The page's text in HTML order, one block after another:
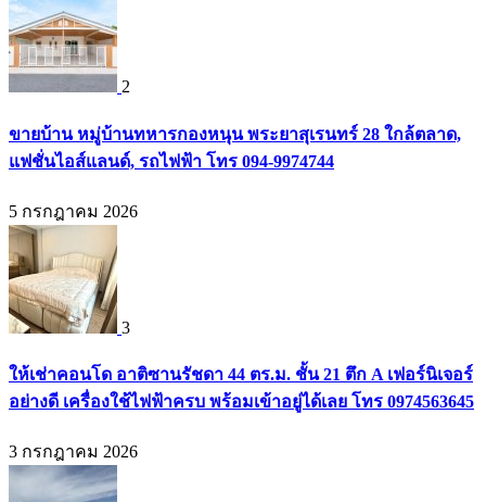
2
ขายบ้าน หมู่บ้านทหารกองหนุน พระยาสุเรนทร์ 28 ใกล้ตลาด,
แฟชั่นไอส์แลนด์, รถไฟฟ้า โทร 094-9974744
5 กรกฎาคม 2026
3
ให้เช่าคอนโด อาติซานรัชดา 44 ตร.ม. ชั้น 21 ตึก A เฟอร์นิเจอร์
อย่างดี เครื่องใช้ไฟฟ้าครบ พร้อมเข้าอยู่ได้เลย โทร 0974563645
3 กรกฎาคม 2026